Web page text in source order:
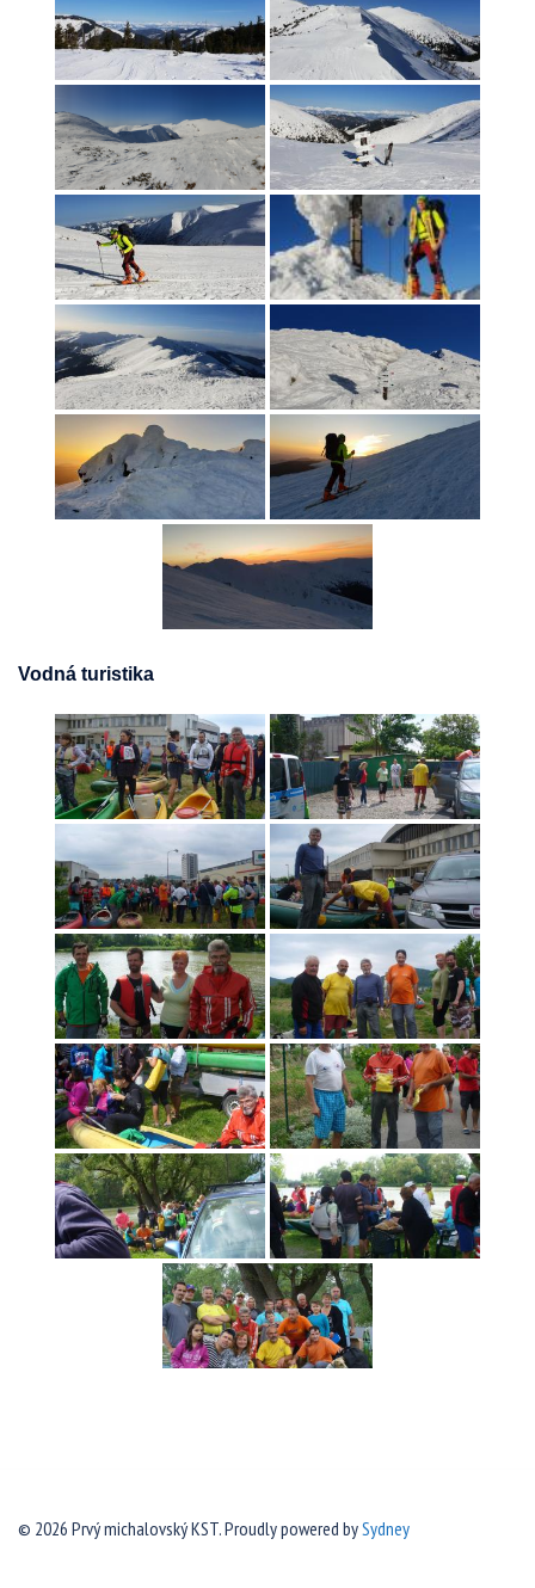
Vodná turistika
© 2026 Prvý michalovský KST. Proudly powered bySydney